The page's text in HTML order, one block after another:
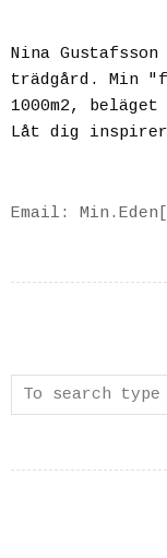
Nina
trädgård. Min
1000m2,
Låt dig
Email: